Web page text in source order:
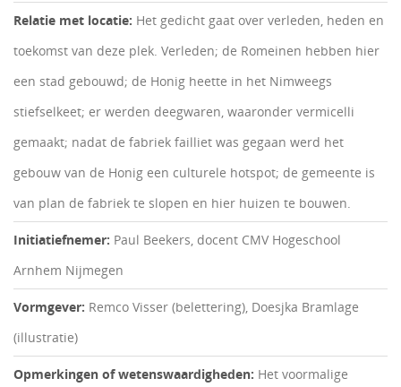
Relatie met locatie: Het gedicht gaat over verleden, heden en
toekomst van deze plek. Verleden; de Romeinen hebben hier
een stad gebouwd; de Honig heette in het Nimweegs
stiefselkeet; er werden deegwaren, waaronder vermicelli
gemaakt; nadat de fabriek failliet was gegaan werd het
gebouw van de Honig een culturele hotspot; de gemeente is
van plan de fabriek te slopen en hier huizen te bouwen.
Initiatiefnemer: Paul Beekers, docent CMV Hogeschool
Arnhem Nijmegen
Vormgever: Remco Visser (belettering), Doesjka Bramlage
(illustratie)
Opmerkingen of wetenswaardigheden: Het voormalige